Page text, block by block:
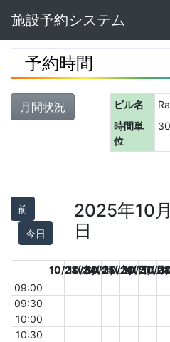
Navbar
施設予約システム
予約時間
月間状況 ビル名
時間単
位
前
今日
2025年10
日
10/23(木)
10/24(金)
10/25(土)
10/26(日)
10/27(月)
10/
09:00
09:30
10:00
10:30